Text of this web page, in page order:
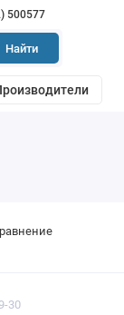
500577
Найти
30